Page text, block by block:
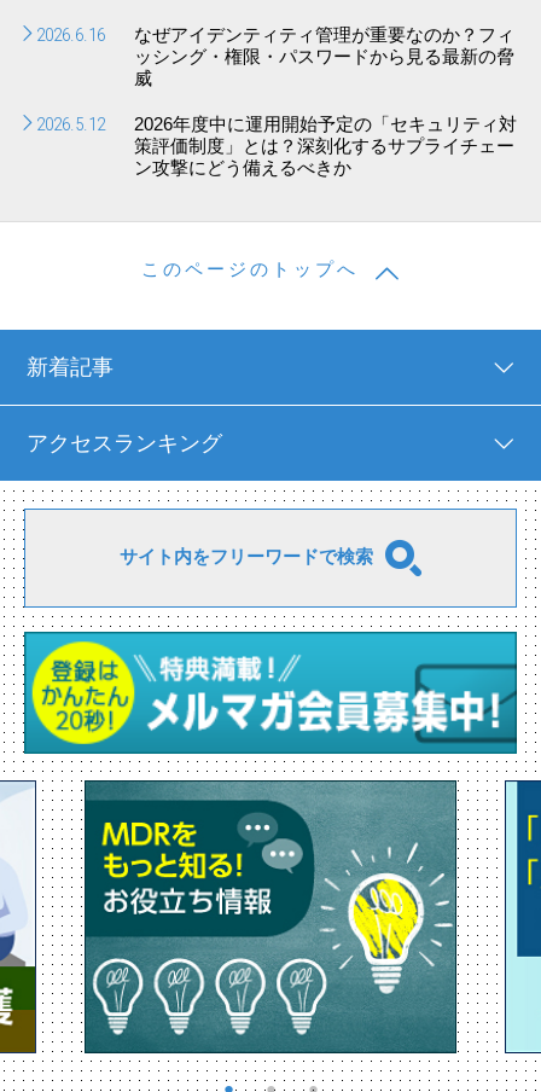
2026.6.16
なぜアイデンティティ管理が重要なのか？フィ
ッシング・権限・パスワードから見る最新の脅
威
2026.5.12
2026年度中に運用開始予定の「セキュリティ対
策評価制度」とは？深刻化するサプライチェー
ン攻撃にどう備えるべきか
このページのトップへ
新着記事
アクセスランキング
サイト内をフリーワードで検索